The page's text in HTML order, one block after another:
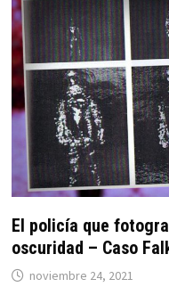
El policía que
oscuridad – Caso
noviembre 24, 2021